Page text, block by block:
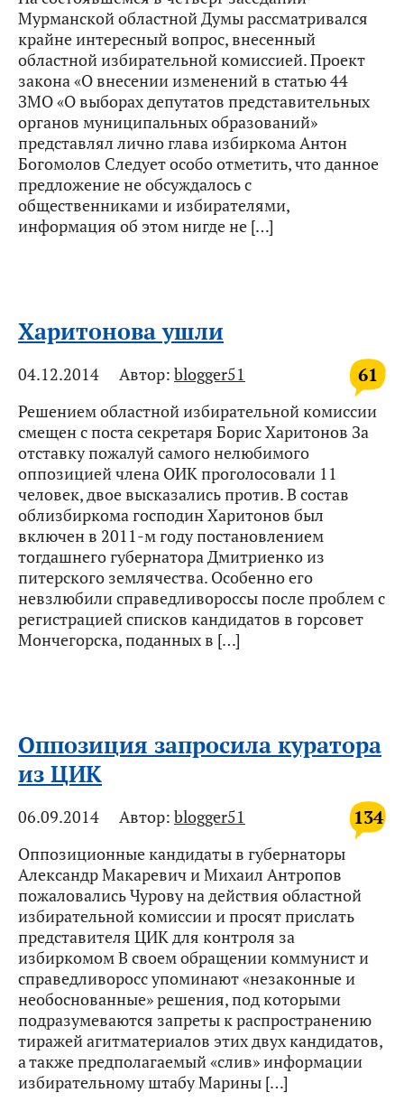
Мурманской областной Думы рассматривался
крайне интересный вопрос, внесенный
областной избирательной комиссией. Проект
закона «О внесении изменений в статью 44
ЗМО «О выборах депутатов представительных
органов муниципальных образований»
представлял лично глава избиркома Антон
Богомолов Следует особо отметить, что данное
предложение не обсуждалось с
общественниками и избирателями,
информация об этом нигде не […]
Харитонова ушли
61
04.12.2014 Автор: blogger51
Решением областной избирательной комиссии
смещен с поста секретаря Борис Харитонов За
отставку пожалуй самого нелюбимого
оппозицией члена ОИК проголосовали 11
человек, двое высказались против. В состав
облизбиркома господин Харитонов был
включен в 2011-м году постановлением
тогдашнего губернатора Дмитриенко из
питерского землячества. Особенно его
невзлюбили справедливороссы после проблем с
регистрацией списков кандидатов в горсовет
Мончегорска, поданных в […]
Оппозиция запросила куратора
из ЦИК
134
06.09.2014 Автор: blogger51
Оппозиционные кандидаты в губернаторы
Александр Макаревич и Михаил Антропов
пожаловались Чурову на действия областной
избирательной комиссии и просят прислать
представителя ЦИК для контроля за
избиркомом В своем обращении коммунист и
справедливоросс упоминают «незаконные и
необоснованные» решения, под которыми
подразумеваются запреты к распространению
тиражей агитматериалов этих двух кандидатов,
а также предполагаемый «слив» информации
избирательному штабу Марины […]